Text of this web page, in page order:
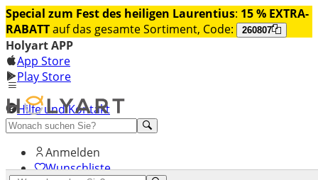
Special zum Fest des heiligen Laurentius: 15 % EXTRA-
RABATTauf das gesamte Sortiment, Code: 260807
Holyart APP
App Store
Play Store
Hilfe und Kontakt
Entdecken Sie Premium
Anmelden
Wunschliste